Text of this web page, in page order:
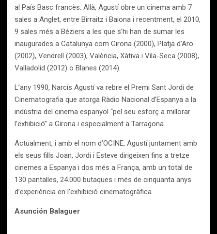
al País Basc francès. Allà, Agustí obre un cinema amb 7
sales a Anglet, entre Birraitz i Baiona i recentment, el 2010,
9 sales més a Béziers a les que s’hi han de sumar les
inaugurades a Catalunya com Girona (2000), Platja d’Aro
(2002), Vendrell (2003), València, Xàtiva i Vila-Seca (2008),
Valladolid (2012) o Blanes (2014).
L’any 1990, Narcís Agustí va rebre el Premi Sant Jordi de
Cinematografia que atorga Ràdio Nacional d’Espanya a la
indústria del cinema espanyol “pel seu esforç a millorar
l’exhibició” a Girona i especialment a Tarragona.
Actualment, i amb el nom d’OCINE, Agustí juntament amb
els seus fills Joan, Jordi i Esteve dirigeixen fins a tretze
cinemes a Espanya i dos més a França, amb un total de
130 pantalles, 24.000 butaques i més de cinquanta anys
d’experiència en l’exhibició cinematogràfica.
Asunción Balaguer